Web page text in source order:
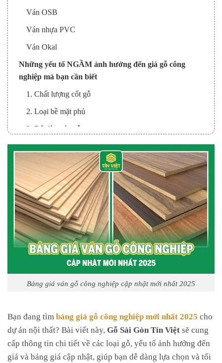
Ván OSB
Ván nhựa PVC
Ván Okal
Những yếu tố NGẦM ảnh hưởng đến giá gỗ công
nghiệp mà bạn cần biết
1. Chất lượng cốt gỗ
2. Loại bề mặt phủ
3. Độ dày ván gỗ
4. Thương hiệu và nhà cung cấp
5. Số lượng đặt hàng: Mua sỉ hay mua lẻ?
Kết Luận
Bảng giá ván gỗ công nghiệp cập nhật mới nhất 2025
Bạn đang tìm bảng giá gỗ công nghiệp mới nhất 2025 cho
dự án nội thất? Bài viết này, Gỗ Sài Gòn Tín Việt sẽ cung
cấp thông tin chi tiết về các loại gỗ, yếu tố ảnh hưởng đến
giá và bảng giá cập nhật, giúp bạn dễ dàng lựa chọn và tối